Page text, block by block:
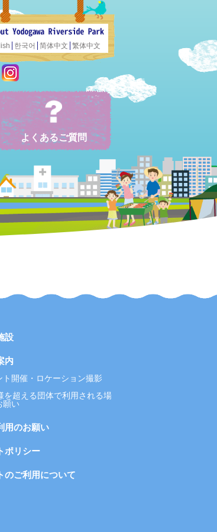
한국어 简体中文 繁体中文
よくあるご質問
設
内
ト開催・ロケーション撮影
を超える団体で利用される場
願い
用のお願い
ポリシー
のご利用について